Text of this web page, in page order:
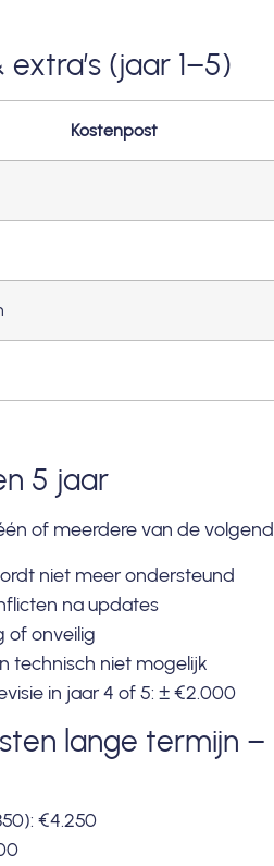
(jaar 1–5)
Kostenpost
5 jaar
of meerdere van de
niet meer ondersteund
na updates
of onveilig
technisch niet mogelijk
in jaar 4 of 5: ± €2.000
lange termijn –
€4.250